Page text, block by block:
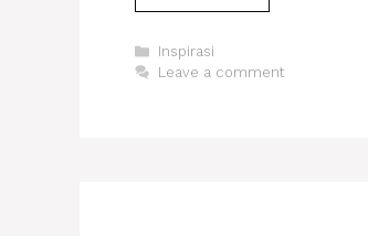
CONVERT
IMAGE
Categories
Inspirasi
Leave a comment